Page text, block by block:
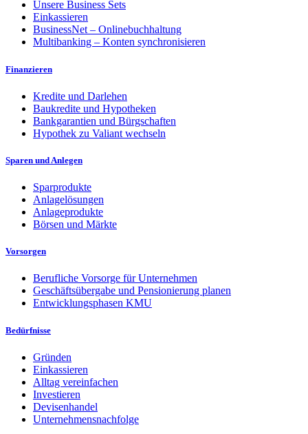
Unsere Business Sets
Einkassieren
BusinessNet – Onlinebuchhaltung
Multibanking – Konten synchronisieren
Finanzieren
Kredite und Darlehen
Baukredite und Hypotheken
Bankgarantien und Bürgschaften
Hypothek zu Valiant wechseln
Sparen und Anlegen
Sparprodukte
Anlagelösungen
Anlageprodukte
Börsen und Märkte
Vorsorgen
Berufliche Vorsorge für Unternehmen
Geschäftsübergabe und Pensionierung planen
Entwicklungsphasen KMU
Bedürfnisse
Gründen
Einkassieren
Alltag vereinfachen
Investieren
Devisenhandel
Unternehmensnachfolge